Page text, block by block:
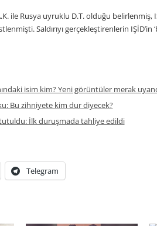
ile Rusya uyruklu D.T. olduğu belirlenmiş,
Saldırıyı gerçekleştirenlerin
isim kim? Yeni görüntüler merak
Bu zihniyete kim dur diyecek?
tutuldu: İlk duruşmada tahliye edildi
Telegram